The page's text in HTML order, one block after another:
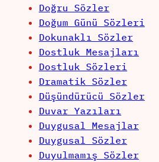
Doğru Sözler
Doğum Günü Sözleri
Dokunaklı Sözler
Dostluk Mesajları
Dostluk Sözleri
Dramatik Sözler
Düşündürücü Sözler
Duvar Yazıları
Duygusal Mesajlar
Duygusal Sözler
Duyulmamış Sözler